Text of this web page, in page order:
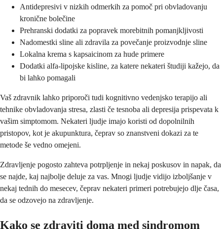
Antidepresivi v nizkih odmerkih za pomoč pri obvladovanju
kronične bolečine
Prehranski dodatki za popravek morebitnih pomanjkljivosti
Nadomestki sline ali zdravila za povečanje proizvodnje sline
Lokalna krema s kapsaicinom za hude primere
Dodatki alfa-lipojske kisline, za katere nekateri študiji kažejo, da
bi lahko pomagali
Vaš zdravnik lahko priporoči tudi kognitivno vedenjsko terapijo ali
tehnike obvladovanja stresa, zlasti če tesnoba ali depresija prispevata k
vašim simptomom. Nekateri ljudje imajo koristi od dopolnilnih
pristopov, kot je akupunktura, čeprav so znanstveni dokazi za te
metode še vedno omejeni.
Zdravljenje pogosto zahteva potrpljenje in nekaj poskusov in napak, da
se najde, kaj najbolje deluje za vas. Mnogi ljudje vidijo izboljšanje v
nekaj tednih do mesecev, čeprav nekateri primeri potrebujejo dlje časa,
da se odzovejo na zdravljenje.
Kako se zdraviti doma med sindromom